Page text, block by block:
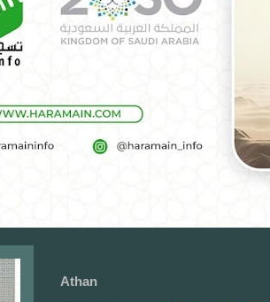
Athan